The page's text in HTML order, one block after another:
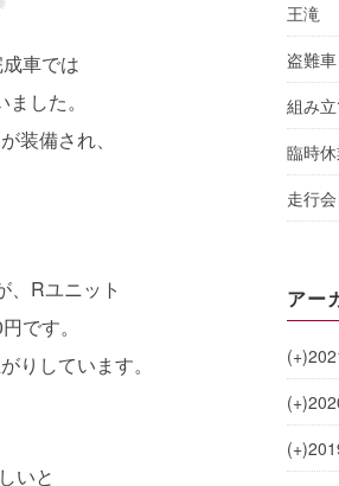
車では
した。
装備され、
、Rユニット
です。
りしています。
いと
王滝
盗難車
組み
臨時
走行
アー
(+)
(+)
(+)